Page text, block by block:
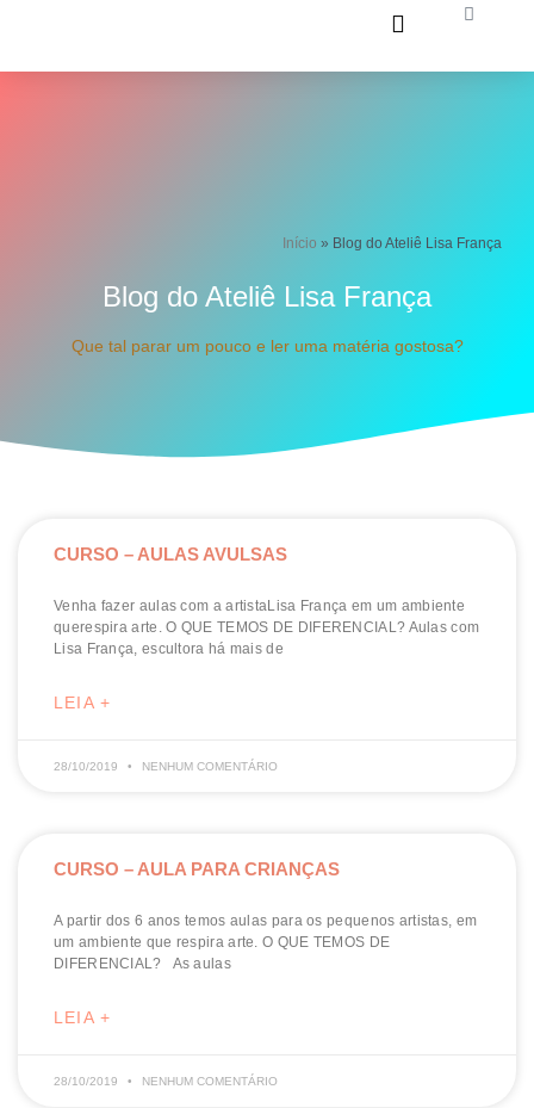
Início » Blog do Ateliê Lisa França
Blog do Ateliê Lisa França
Que tal parar um pouco e ler uma matéria gostosa?
CURSO – AULAS AVULSAS
Venha fazer aulas com a artistaLisa França em um ambiente
querespira arte. O QUE TEMOS DE DIFERENCIAL? Aulas com
Lisa França, escultora há mais de
LEIA +
28/10/2019 NENHUM COMENTÁRIO
CURSO – AULA PARA CRIANÇAS
A partir dos 6 anos temos aulas para os pequenos artistas, em
um ambiente que respira arte. O QUE TEMOS DE
DIFERENCIAL? As aulas
LEIA +
28/10/2019 NENHUM COMENTÁRIO